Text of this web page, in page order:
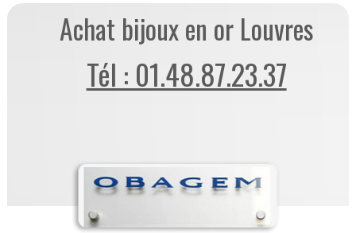
Achat bijoux en or Louvres
Tél : 01.48.87.23.37